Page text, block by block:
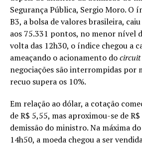
Segurança Pública, Sergio Moro. O
B3, a bolsa de valores brasileira,
aos 75.331 pontos, no menor nível
volta das 12h30, o índice chegou a
ameaçando o acionamento docircuit
negociações são interrompidas por
recuo supera os 10%.
Em relação ao dólar, a cotação
de R$ 5,55, mas aproximou-se de
demissão do ministro. Na máxima
14h50, a moeda chegou a ser